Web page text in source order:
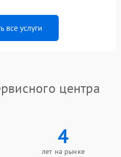
все услуги
центра
4
лет на рынке